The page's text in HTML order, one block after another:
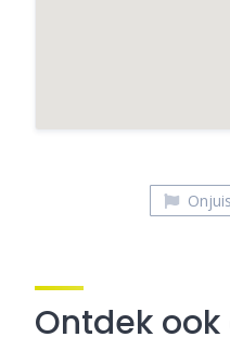
Ontdek ook